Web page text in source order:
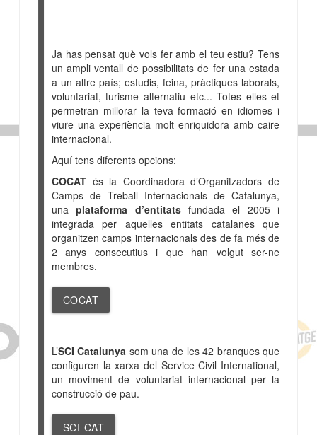
Ja has pensat què vols fer amb el teu estiu? Tens
un ampli ventall de possibilitats de fer una estada
a un altre país; estudis, feina, pràctiques laborals,
voluntariat, turisme alternatiu etc... Totes elles et
permetran millorar la teva formació en idiomes i
viure una experiència molt enriquidora amb caire
internacional.
Aquí tens diferents opcions:
COCATés la Coordinadora d’Organitzadors de
Camps de Treball Internacionals de Catalunya,
unaplataforma d’entitatsfundada el 2005 i
integrada per aquelles entitats catalanes que
organitzen camps internacionals des de fa més de
2 anys consecutius i que han volgut ser-ne
membres.
COCAT
L’SCI Catalunya som una de les 42 branques que
configuren la xarxa del Service Civil International,
un moviment de voluntariat internacional per la
construcció de pau.
SCI-CAT